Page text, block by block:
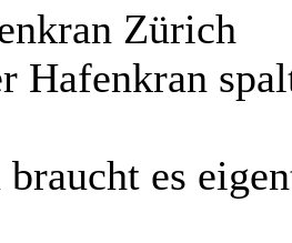
Zürich
Hafenkran
es